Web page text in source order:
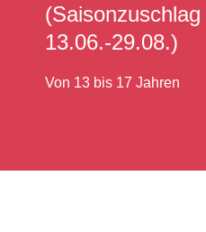
(Saisonzuschlag
13.06.-29.08.)
Von 13 bis 17 Jahren